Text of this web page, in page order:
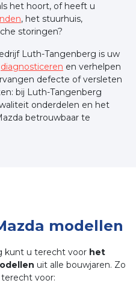
het hoort, of heeft u
, het stuurhuis,
storingen?
Luth-Tangenberg is uw
diagnosticeren en verhelpen
defecte of versleten
bij Luth-Tangenberg
onderdelen en het
betrouwbaar te
modellen
kunt u terecht voor het
uit alle bouwjaren. Zo
voor: